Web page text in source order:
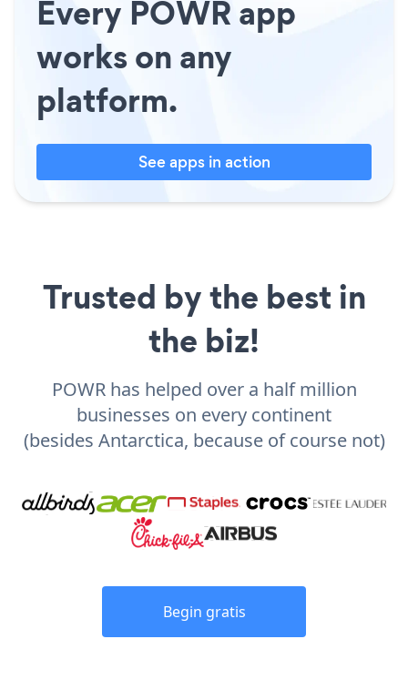
Every POWR app
works on any
platform.
See apps in action
Trusted by the best in
the biz!
POWR has helped over a half million
businesses on every continent
(besides Antarctica, because of course not)
Begin gratis